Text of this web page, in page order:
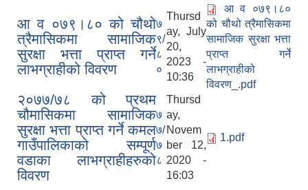
आ व ०७९।८० को चौथो
त्रैमासिकमा सामाजिक
सुरक्षा भत्ता प्राप्त गर्ने
लाभग्राहीको विवरण
७
९/
८
०
Thursd
ay, July
20,
2023 -
10:36
आ व ०७९।८०
को चौथो त्रैमासिकमा
सामाजिक सुरक्षा भत्ता
प्राप्त गर्ने
लाभग्राहीको
विवरण_.pdf
२०७७/७८ को प्रथम
चौमासिकमा सामाजिक
सुरक्षा भत्ता प्राप्त गर्ने कमल
गाउँपालिकाको सम्पूर्ण
वडाका लाभग्राहीहरुको
विवरण
७
७/
७
८
Thursd
ay,
Novem
ber 12,
2020 -
16:03
1.pdf